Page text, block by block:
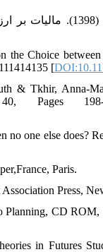
14. ضیاتبار احمدی،
Choice
[
& Tkhir, Anna-
198-227.
one else does?
Paris.
Press,
CD
in Futures